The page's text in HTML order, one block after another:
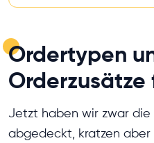
Ordertypen
Orderzusätze
Jetzt haben wir zwar
abgedeckt, kratzen